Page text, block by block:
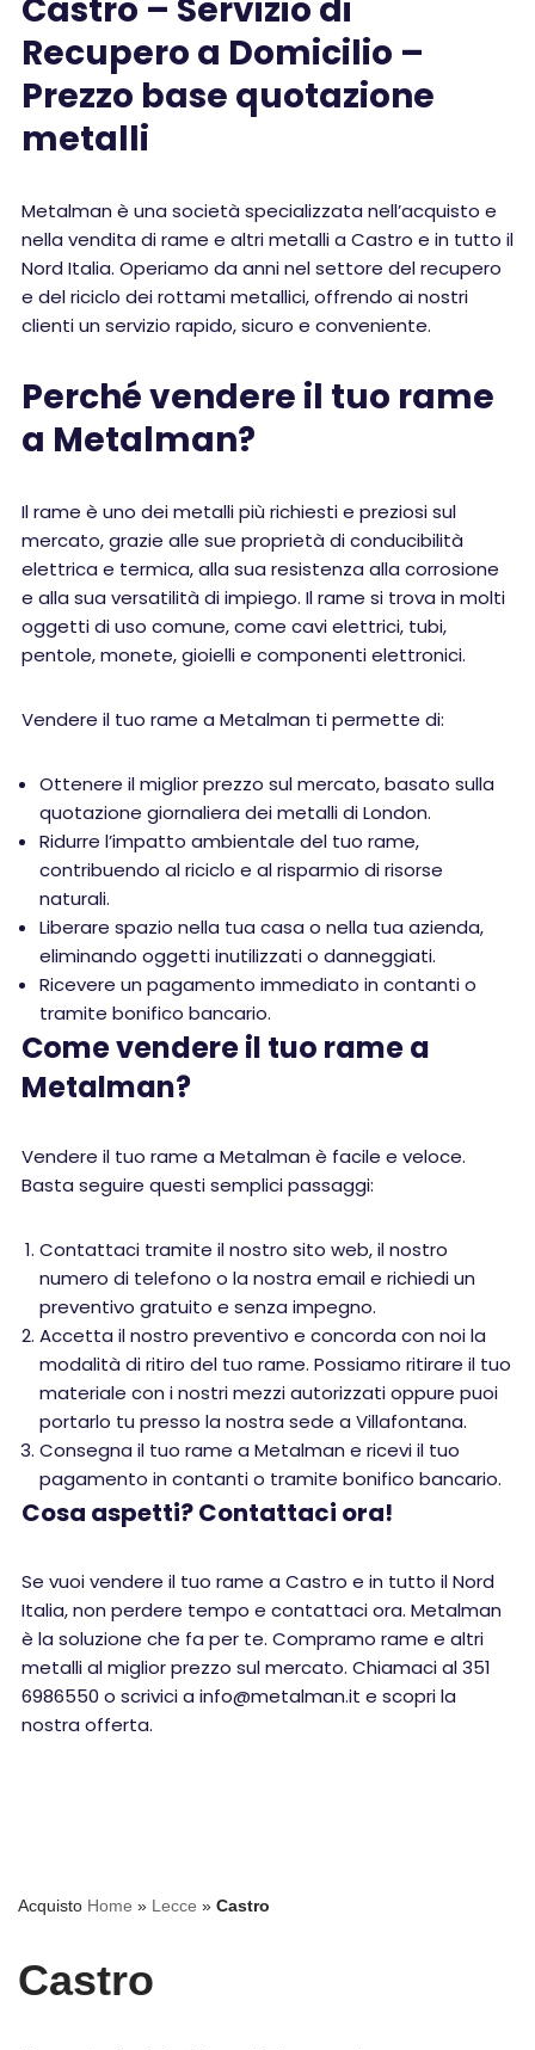
Castro – Servizio di
Recupero a Domicilio –
Prezzo base quotazione
metalli
Metalman è una società specializzata nell’acquisto e
nella vendita di rame e altri metalli a Castro e in tutto il
Nord Italia. Operiamo da anni nel settore del recupero
e del riciclo dei rottami metallici, offrendo ai nostri
clienti un servizio rapido, sicuro e conveniente.
Perché vendere il tuo rame
a Metalman?
Il rame è uno dei metalli più richiesti e preziosi sul
mercato, grazie alle sue proprietà di conducibilità
elettrica e termica, alla sua resistenza alla corrosione
e alla sua versatilità di impiego. Il rame si trova in molti
oggetti di uso comune, come cavi elettrici, tubi,
pentole, monete, gioielli e componenti elettronici.
Vendere il tuo rame a Metalman ti permette di:
Ottenere il miglior prezzo sul mercato, basato sulla
quotazione giornaliera dei metalli di London.
Ridurre l’impatto ambientale del tuo rame,
contribuendo al riciclo e al risparmio di risorse
naturali.
Liberare spazio nella tua casa o nella tua azienda,
eliminando oggetti inutilizzati o danneggiati.
Ricevere un pagamento immediato in contanti o
tramite bonifico bancario.
Come vendere il tuo rame a
Metalman?
Vendere il tuo rame a Metalman è facile e veloce.
Basta seguire questi semplici passaggi:
Contattaci tramite il nostro sito web, il nostro
numero di telefono o la nostra email e richiedi un
preventivo gratuito e senza impegno.
Accetta il nostro preventivo e concorda con noi la
modalità di ritiro del tuo rame. Possiamo ritirare il tuo
materiale con i nostri mezzi autorizzati oppure puoi
portarlo tu presso la nostra sede a Villafontana.
Consegna il tuo rame a Metalman e ricevi il tuo
pagamento in contanti o tramite bonifico bancario.
Cosa aspetti? Contattaci ora!
Se vuoi vendere il tuo rame a Castro e in tutto il Nord
Italia, non perdere tempo e contattaci ora. Metalman
è la soluzione che fa per te. Compramo rame e altri
metalli al miglior prezzo sul mercato. Chiamaci al 351
6986550 o scrivici a info@metalman.it e scopri la
nostra offerta.
Acquisto Home » Lecce » Castro
Castro